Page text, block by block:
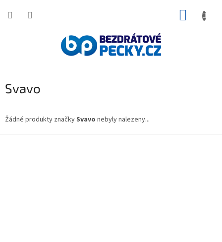
Svavo
Žádné produkty značkySvavo nebyly nalezeny...